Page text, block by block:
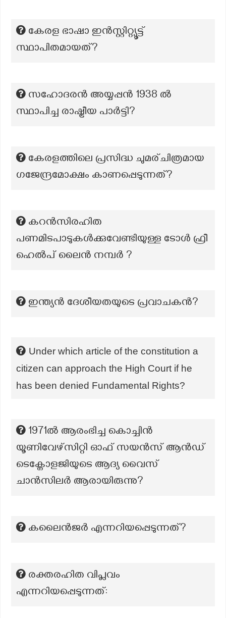
കേരള ഭാഷാ ഇൻസ്റ്റിറ്റ്യൂട്ട്
സ്ഥാപിതമായത്?
സഹോദരൻ അയ്യപ്പൻ 1938 ൽ
സ്ഥാപിച്ച രാഷ്ട്രീയ പാർട്ടി?
കേരളത്തിലെ പ്രസിദ്ധ ചുമര്ചിത്രമായ
ഗജേന്ദ്രമോക്ഷം കാണപ്പെടുന്നത്?
കറൻസിരഹിത
പണമിടപാടുകൾക്കുവേണ്ടിയുള്ള ടോൾ ഫ്രീ
ഹെൽപ് ലൈൻ നമ്പർ ?
ഇന്ത്യൻ ദേശീയതയുടെ പ്രവാചകൻ?
Under which article of the constitution a
citizen can approach the High Court if he
has been denied Fundamental Rights?
1971ൽ ആരംഭിച്ച കൊച്ചിൻ
യൂണിവേഴ്സിറ്റി ഓഫ് സയൻസ് ആൻഡ്
ടെക്നോളജിയുടെ ആദ്യ വൈസ്
ചാൻസിലർ ആരായിരുന്നു?
കലൈൻജർ എന്നറിയപ്പെടുന്നത്?
രക്തരഹിത വിപ്ലവം
എന്നറിയപ്പെടുന്നത്: